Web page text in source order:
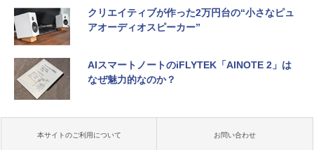
クリエイティブが作った2万円台の“小さなピュ
アオーディオスピーカー”
AIスマートノートのiFLYTEK「AINOTE 2」は
なぜ魅力的なのか？
本サイトのご利用について お問い合わせ